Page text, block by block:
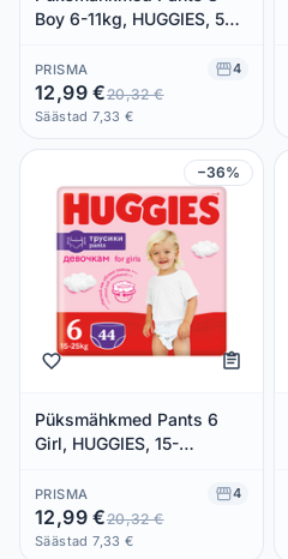
Boy 6-11kg, HUGGIES, 58
PRISMA 4
12,99 €20,32 €
Säästad 7,33 €
−36%
Püksmähkmed Pants 6
Girl, HUGGIES, 15-
PRISMA 4
12,99 €20,32 €
Säästad 7,33 €